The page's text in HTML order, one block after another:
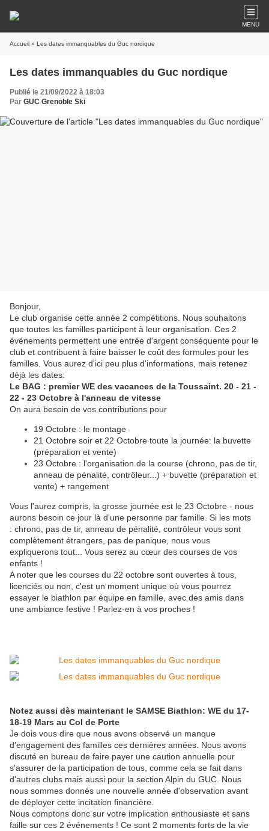
MENU
Accueil » Les dates immanquables du Guc nordique
Les dates immanquables du Guc nordique
Publié le 21/09/2022 à 18:03
Par GUC Grenoble Ski
Bonjour,
Le club organise cette année 2 compétitions. Nous souhaitons
que toutes les familles participent à leur organisation. Ces 2
événements permettent une entrée d'argent conséquente pour le
club et contribuent à faire baisser le coût des formules pour les
familles. Vous aurez d'ici peu plus d'informations, mais retenez
déjà les dates:
Le BAG : premier WE des vacances de la Toussaint. 20 - 21 -
22 - 23 Octobre à l'anneau de vitesse
On aura besoin de vos contributions pour
19 Octobre : le montage
21 Octobre soir et 22 Octobre toute la journée: la buvette
(préparation et vente)
23 Octobre : l'organisation de la course (chrono, pas de tir,
anneau de pénalité, contrôleur...) + buvette (préparation et
vente) + rangement
Vous l'aurez compris, la grosse journée est le 23 Octobre - nous
aurons besoin ce jour là d'une personne par famille. Si les mots
: chrono, pas de tir, anneau de pénalité, contrôleur vous sont
complètement étrangers, pas de panique, nous vous
expliquerons tout... Vous serez au cœur des courses de vos
enfants !
A noter que les courses du 22 octobre sont ouvertes à tous,
licenciés ou non, c'est un moment unique où vous pourrez
essayer le biathlon par équipe en famille, avec des amis dans
une ambiance festive ! Parlez-en à vos proches !
Notez aussi dès maintenant le SAMSE Biathlon: WE du 17-
18-19 Mars au Col de Porte
Je dois vous dire que nous avons observé un manque
d'engagement des familles ces dernières années. Nous avons
discuté en bureau de faire payer une caution annuelle pour
s'assurer de la participation de tous, comme cela se fait dans
d'autres clubs mais aussi pour la section Alpin du GUC. Nous
nous sommes donnés une nouvelle année d'observation avant
de déployer cette incitation financière.
Nous comptons donc sur votre implication enthousiaste et sans
faille sur ces 2 événements ! Ce sont 2 moments forts de la vie